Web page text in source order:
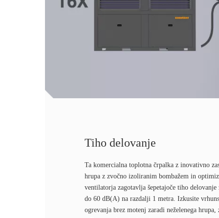
Tiho delovanje
Ta komercialna toplotna črpalka z inovativno
hrupa z zvočno izoliranim bombažem in
ventilatorja zagotavlja šepetajoče tiho
do 60 dB(A) na razdalji 1 metra. Izkusite
ogrevanja brez motenj zaradi neželenega hrupa,